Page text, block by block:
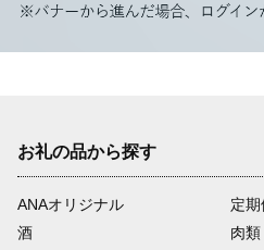
お礼の品から探す
ANAオリジナル
定期
酒
肉類